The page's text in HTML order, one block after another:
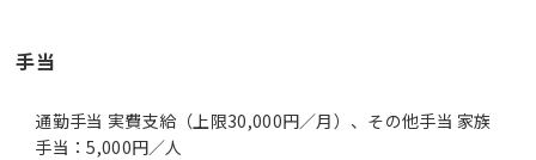
手当
通勤手当 実費支給（上限30,000円／月）、その他手当 家族
手当：5,000円／人